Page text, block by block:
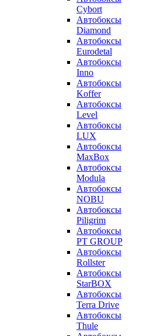
Cybort
Автобоксы
Diamond
Автобоксы
Eurodetal
Автобоксы
Inno
Автобоксы
Koffer
Автобоксы
Level
Автобоксы
LUX
Автобоксы
MaxBox
Автобоксы
Modula
Автобоксы
NOBU
Автобоксы
Piligrim
Автобоксы
PT GROUP
Автобоксы
Rollster
Автобоксы
StarBOX
Автобоксы
Terra Drive
Автобоксы
Thule